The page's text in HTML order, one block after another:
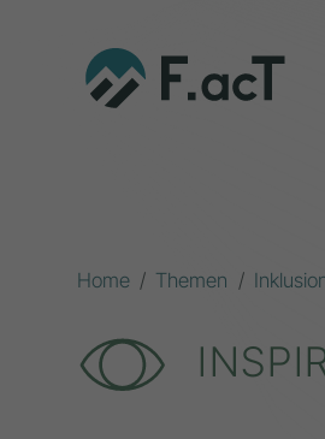
Home Themen